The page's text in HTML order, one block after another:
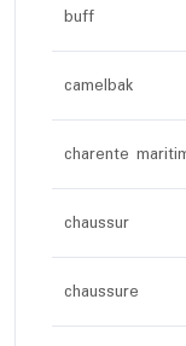
buff
camelbak
charente
chaussur
chaussure